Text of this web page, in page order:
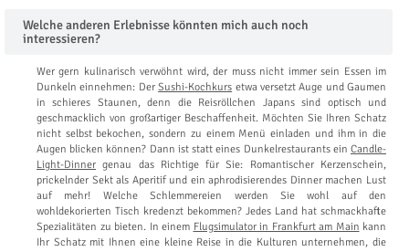
Welche anderen Erlebnisse könnten mich auch noch
interessieren?
Wer gern kulinarisch verwöhnt wird, der muss nicht immer sein Essen im
Dunkeln einnehmen: DerSushi-Kochkurs etwa versetzt Auge und Gaumen
in schieres Staunen, denn die Reisröllchen Japans sind optisch und
geschmacklich von großartiger Beschaffenheit. Möchten Sie Ihren Schatz
nicht selbst bekochen, sondern zu einem Menü einladen und ihm in die
Augen blicken können? Dann ist statt eines Dunkelrestaurants ein Candle-
Light-Dinner genau das Richtige für Sie: Romantischer Kerzenschein,
prickelnder Sekt als Aperitif und ein aphrodisierendes Dinner machen Lust
auf mehr! Welche Schlemmereien werden Sie wohl auf den
wohldekorierten Tisch kredenzt bekommen? Jedes Land hat schmackhafte
Spezialitäten zu bieten. In einem Flugsimulator in Frankfurt am Main kann
Ihr Schatz mit Ihnen eine kleine Reise in die Kulturen unternehmen, die